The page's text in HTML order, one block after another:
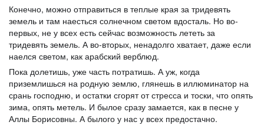
Конечно, можно отправиться в теплые края за тридевять
земель и там наесться солнечном светом вдосталь. Но во-
первых, не у всех есть сейчас возможность лететь за
тридевять земель. А во-вторых, ненадолго хватает, даже если
наелся светом, как арабский верблюд.
Пока долетишь, уже часть потратишь. А уж, когда
приземлишься на родную землю, глянешь в иллюминатор на
срань господню, и остатки сгорят от стресса и тоски, что опять
зима, опять метель. И былое сразу замается, как в песне у
Аллы Борисовны. А былого у нас у всех предостачно.